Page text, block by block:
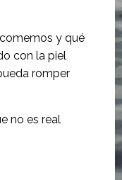
y qué
con la piel
romper
no es real